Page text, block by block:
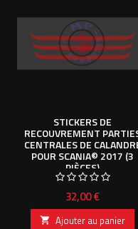
STICKERS DE
RECOUVREMENT
CENTRALES DE
POUR SCANIA© 2017 (3
PIÈCES)
Prix
32,00 €
 Ajouter au panier